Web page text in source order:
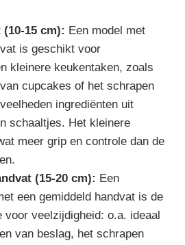
15 cm): Een model met
is geschikt voor
kleinere keukentaken, zoals
cupcakes of het schrapen
ingrediënten uit
schaaltjes. Het kleinere
meer grip en controle dan de
(15-20 cm): Een
een gemiddeld handvat is de
voor veelzijdigheid: o.a. ideaal
van beslag, het schrapen